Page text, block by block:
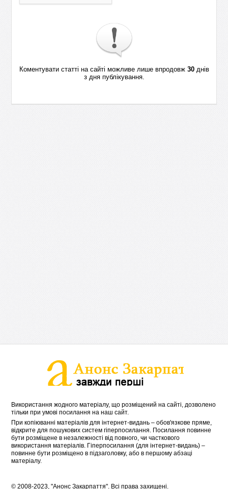
Коментувати статті на сайті можливе лише впродовж 30днів
з дня публікування.
Використання жодного матеріалу, що розміщений на сайті, дозволено
тільки при умові посилання на наш сайт.
При копіюванні матеріалів для інтернет-видань – обов'язкове пряме,
відкрите для пошукових систем гіперпосилання. Посилання повинне
бути розміщене в незалежності від повного, чи часткового
використання матеріалів. Гіперпосилання (для інтернет-видань) –
повинне бути розміщено в підзаголовку, або в першому абзаці
матеріалу.
© 2008-2023, "Анонс Закарпаття". Всі права захищені.